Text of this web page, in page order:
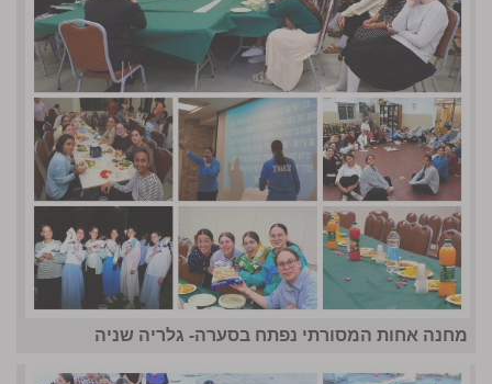
מחנה אחות המסורתי נפתח בסערה- גלריה שניה